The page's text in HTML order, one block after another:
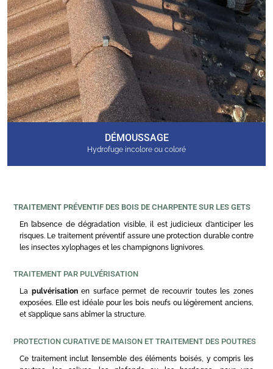
DÉMOUSSAGE
Hydrofuge incolore ou coloré
TRAITEMENT PRÉVENTIF DES BOIS DE CHARPENTE SUR LES GETS
En l’absence de dégradation visible, il est judicieux d’anticiper les
risques. Le traitement préventif assure une protection durable contre
les insectes xylophages et les champignons lignivores.
TRAITEMENT PAR PULVÉRISATION
La pulvérisationen surface permet de recouvrir toutes les zones
exposées. Elle est idéale pour les bois neufs ou légèrement anciens,
et s’applique sans abîmer la structure.
PROTECTION CURATIVE DE MAISON ET TRAITEMENT DES POUTRES
Ce traitement inclut l’ensemble des éléments boisés, y compris les